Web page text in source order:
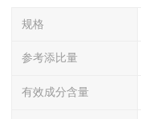
规格
参考添比量
有效成分含量